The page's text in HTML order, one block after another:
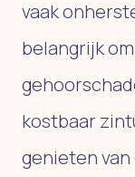
vaak
belangrijk
kostbaar
genieten van